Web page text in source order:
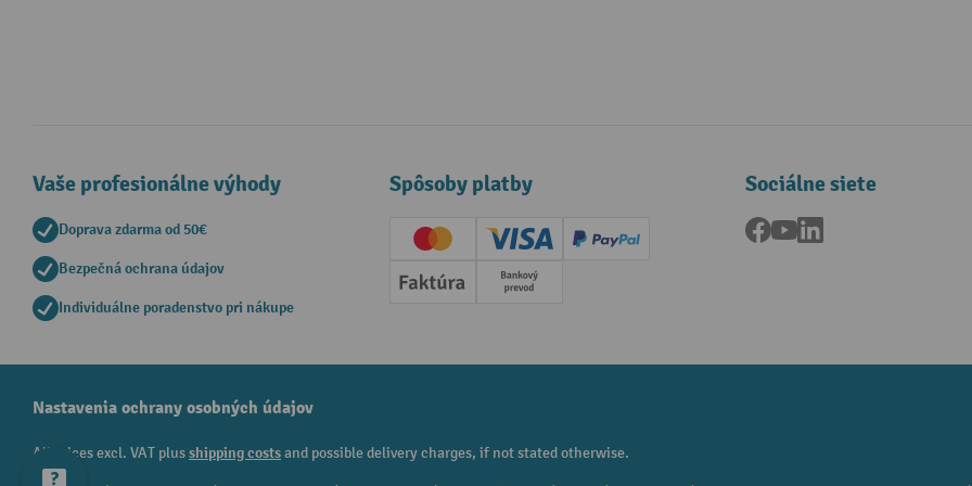
Vaše profesionálne výhody
Doprava zdarma od 50€
Bezpečná ochrana údajov
Individuálne poradenstvo pri nákupe
Spôsoby platby
Creditcard (Master)Creditcard (Visa)
PayPal
Faktúra Predplatba
Sociálne siete
Facebook
YouTube
Nastavenia ochrany osobných údajov
All prices excl. VAT plusshipping costsand possible delivery charges, if not stated otherwise.